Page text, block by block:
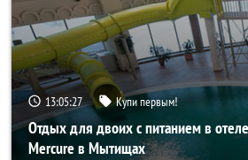
13:05:25 Купи первым!
Отдых для двоих с питанием в
Mercure в Мытищах